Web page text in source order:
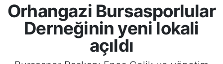
Orhangazi Bursasporlular
Derneğinin yeni lokali
açıldı
Bursa Amatör
Hentbol
Voleybol
Bursa Trafik Yoğunluk Haritası
TFF 2.Lig Kırmızı Grup Puan Durumu ve Fikstür
Tüm Manşetler